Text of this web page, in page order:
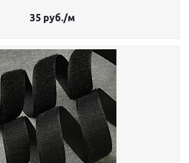
35 руб./м